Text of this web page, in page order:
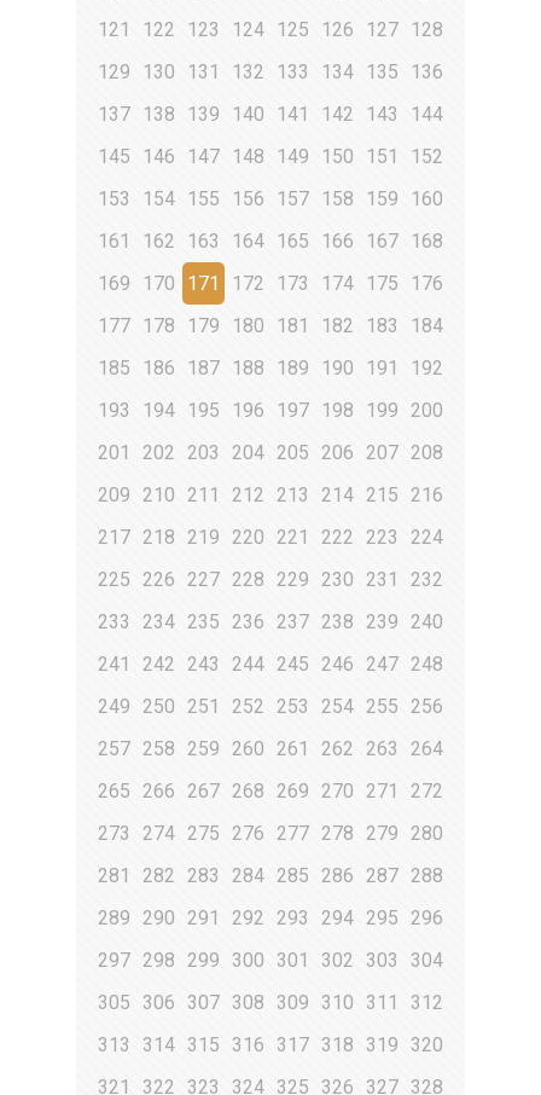
121
122 123 124 125 126 127 128
129
130 131 132 133 134 135
136
137 138 139 140 141 142 143
144
145
146 147 148 149 150 151
152
153
154 155 156 157 158 159
160
161
162 163 164 165 166 167 168
169
170 171 172 173 174 175
176
177 178 179 180 181 182 183
184
185
186 187 188 189 190 191
192
193
194 195 196 197 198 199 200
201
202 203 204 205 206 207 208
209 210 211 212 213 214 215 216
217 218 219 220 221 222 223
224
225 226 227 228 229 230 231
232
233
234 235 236 237 238 239 240
241
242 243 244 245 246 247 248
249 250 251 252 253 254 255 256
257 258 259 260 261 262 263
264
265 266 267 268 269 270 271
272
273
274 275 276 277 278 279 280
281
282 283 284 285 286 287 288
289 290 291 292 293 294 295 296
297 298 299 300 301 302 303
304
305
306 307 308 309 310 311
312
313
314 315 316 317 318 319
320
321
322 323 324 325 326 327 328